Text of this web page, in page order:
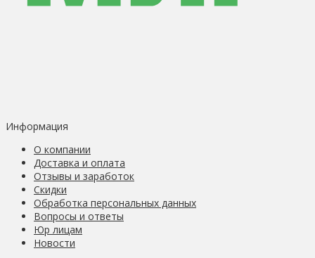
Информация
О компании
Доставка и оплата
Отзывы и заработок
Скидки
Обработка персональных данных
Вопросы и ответы
Юр лицам
Новости